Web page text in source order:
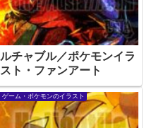
ルチャブル／ポケモンイラ
スト・ファンアート
ゲーム・ポケモンのイラスト